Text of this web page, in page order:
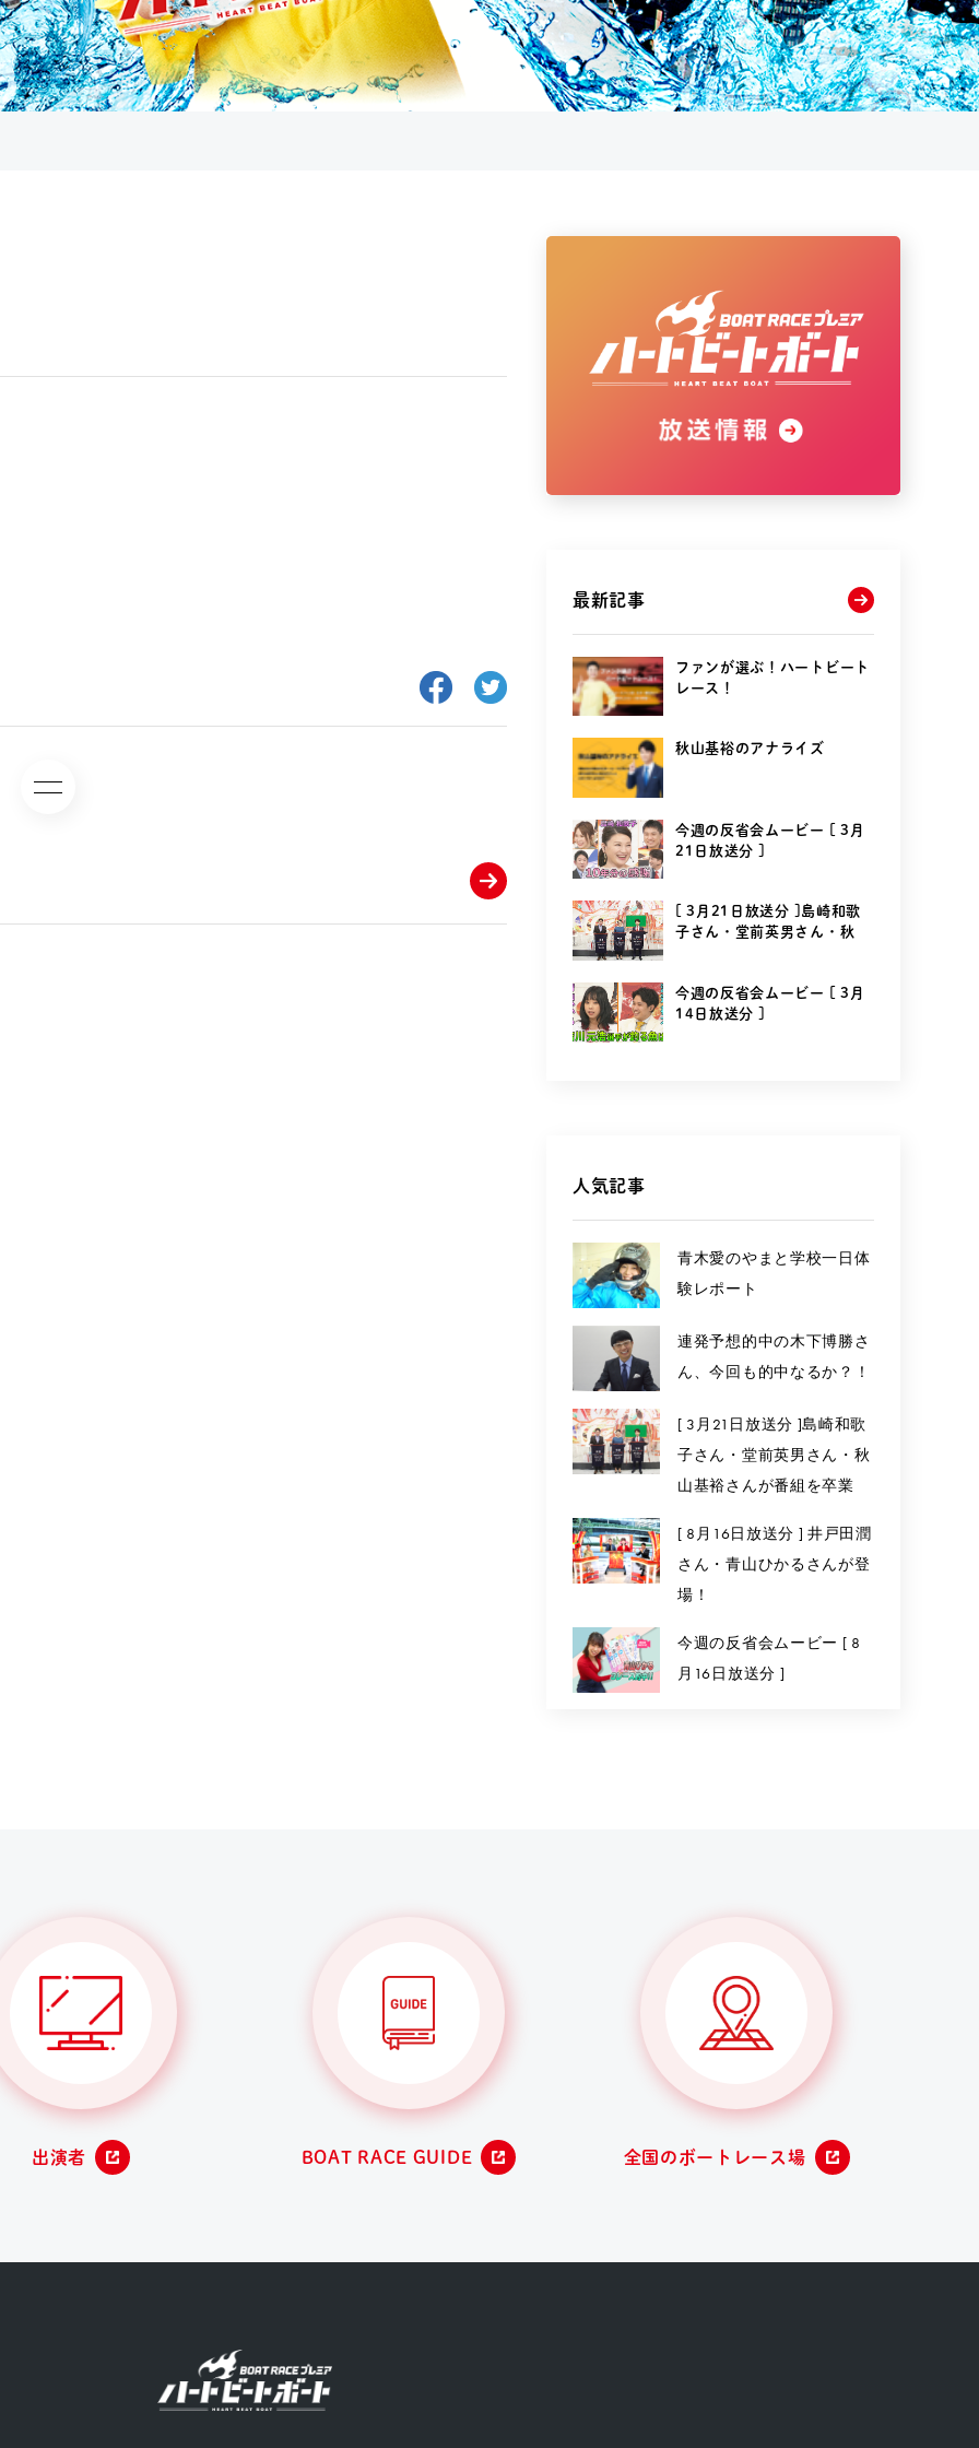
最新記事
ファンが選ぶ！ハートビート
レース！
秋山基裕のアナライズ
今週の反省会ムービー [ 3月
21日放送分 ]
[ 3月21日放送分 ]島崎和歌
子さん・堂前英男さん・秋
今週の反省会ムービー [ 3月
14日放送分 ]
人気記事
青木愛のやまと学校一日体
験レポート
連発予想的中の木下博勝さ
ん、今回も的中なるか？！
[ 3月21日放送分 ]島崎和歌
子さん・堂前英男さん・秋
山基裕さんが番組を卒業
[ 8月16日放送分 ] 井戸田潤
さん・青山ひかるさんが登
場！
今週の反省会ムービー [ 8
月16日放送分 ]
出演者 BOAT RACE GUIDE 全国のボートレース場